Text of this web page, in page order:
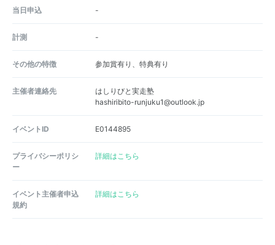
当日申込 -
計測 -
その他の特徴 参加賞有り、特典有り
主催者連絡先
はしりびと実走塾
hashiribito-runjuku1@outlook.jp
イベントID E0144895
プライバシーポリシ
ー
詳細はこちら
イベント主催者申込
規約
詳細はこちら